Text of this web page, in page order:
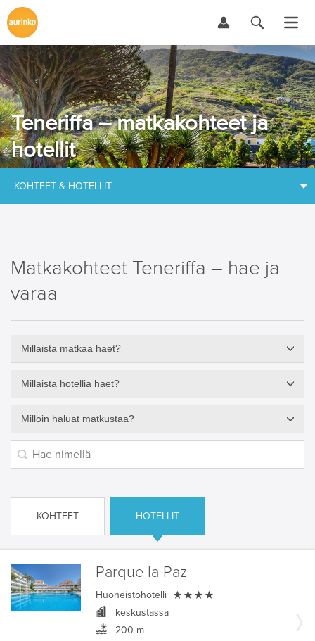
Teneriffa – matkakohteet ja
hotellit
KOHTEET & HOTELLIT
Matkakohteet Teneriffa – hae ja
varaa
Millaista matkaa haet?
Millaista hotellia haet?
Milloin haluat matkustaa?
KOHTEET HOTELLIT
Parque la Paz
Huoneistohotelli 
keskustassa
200 m